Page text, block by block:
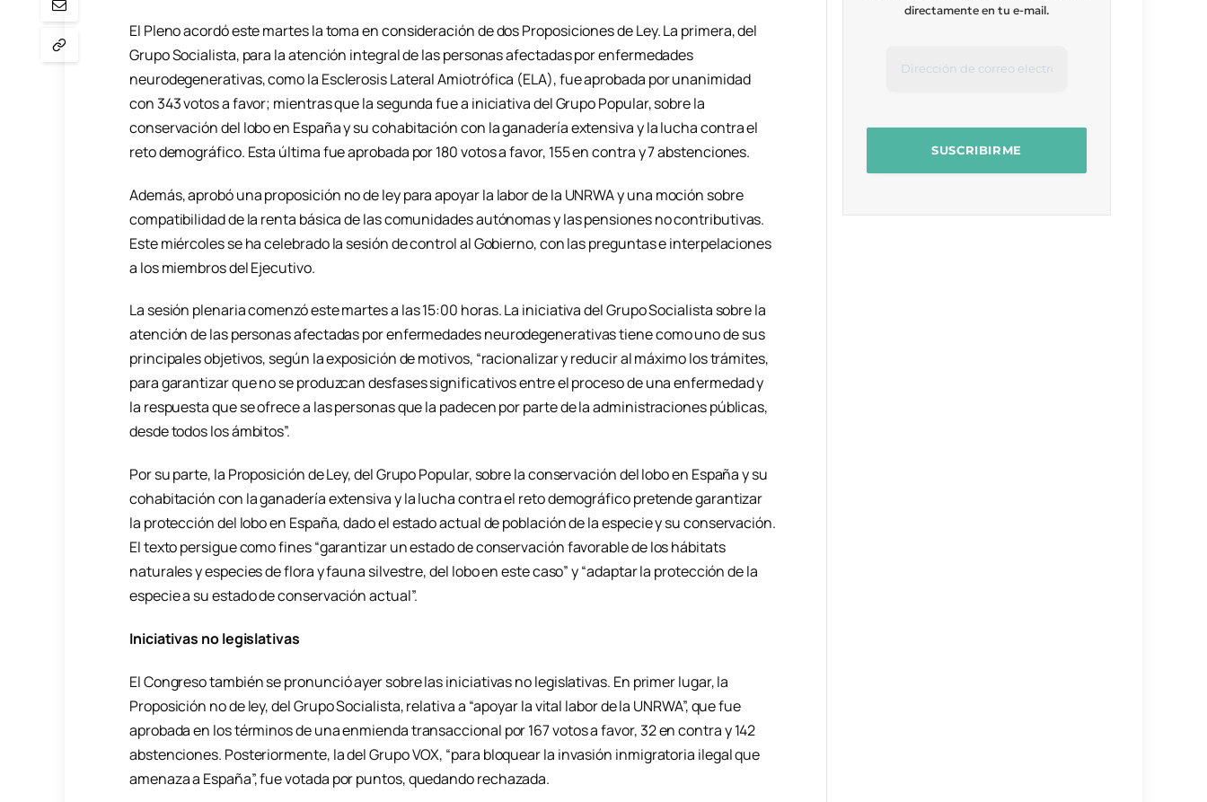
El Pleno acordó este martes la toma en consideración de dos Proposiciones de Ley. La primera, del
Grupo Socialista, para la atención integral de las personas afectadas por enfermedades
neurodegenerativas, como la Esclerosis Lateral Amiotrófica (ELA), fue aprobada por unanimidad
con 343 votos a favor; mientras que la segunda fue a iniciativa del Grupo Popular, sobre la
conservación del lobo en España y su cohabitación con la ganadería extensiva y la lucha contra el
reto demográfico. Esta última fue aprobada por 180 votos a favor, 155 en contra y 7 abstenciones.
Además, aprobó una proposición no de ley para apoyar la labor de la UNRWA y una moción sobre
compatibilidad de la renta básica de las comunidades autónomas y las pensiones no contributivas.
Este miércoles se ha celebrado la sesión de control al Gobierno, con las preguntas e interpelaciones
a los miembros del Ejecutivo.
La sesión plenaria comenzó este martes a las 15:00 horas. La iniciativa del Grupo Socialista sobre la
atención de las personas afectadas por enfermedades neurodegenerativas tiene como uno de sus
principales objetivos, según la exposición de motivos, “racionalizar y reducir al máximo los trámites,
para garantizar que no se produzcan desfases significativos entre el proceso de una enfermedad y
la respuesta que se ofrece a las personas que la padecen por parte de la administraciones públicas,
desde todos los ámbitos”.
Por su parte, la Proposición de Ley, del Grupo Popular, sobre la conservación del lobo en España y su
cohabitación con la ganadería extensiva y la lucha contra el reto demográfico pretende garantizar
la protección del lobo en España, dado el estado actual de población de la especie y su conservación.
El texto persigue como fines “garantizar un estado de conservación favorable de los hábitats
naturales y especies de flora y fauna silvestre, del lobo en este caso” y “adaptar la protección de la
especie a su estado de conservación actual”.
Iniciativas no legislativas
El Congreso también se pronunció ayer sobre las iniciativas no legislativas. En primer lugar, la
Proposición no de ley, del Grupo Socialista, relativa a “apoyar la vital labor de la UNRWA”, que fue
aprobada en los términos de una enmienda transaccional por 167 votos a favor, 32 en contra y 142
abstenciones. Posteriormente, la del Grupo VOX, “para bloquear la invasión inmigratoria ilegal que
amenaza a España”, fue votada por puntos, quedando rechazada.
directamente en tu e-mail.